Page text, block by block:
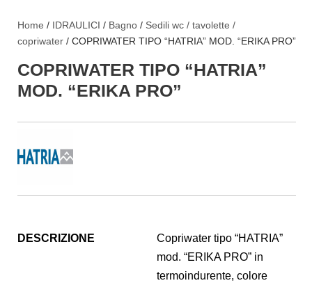
Home / IDRAULICI / Bagno / Sedili wc / tavolette /
copriwater / COPRIWATER TIPO “HATRIA” MOD. “ERIKA PRO”
COPRIWATER TIPO “HATRIA”
MOD. “ERIKA PRO”
DESCRIZIONE
Copriwater tipo “HATRIA”
mod. “ERIKA PRO” in
termoindurente, colore